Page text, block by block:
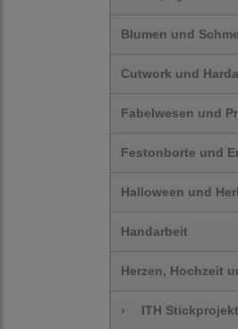
Blumen und
Cutwork und
Fabelwesen und
Festonborte und
Halloween und
Handarbeit
Herzen, Hochzeit
› ITH